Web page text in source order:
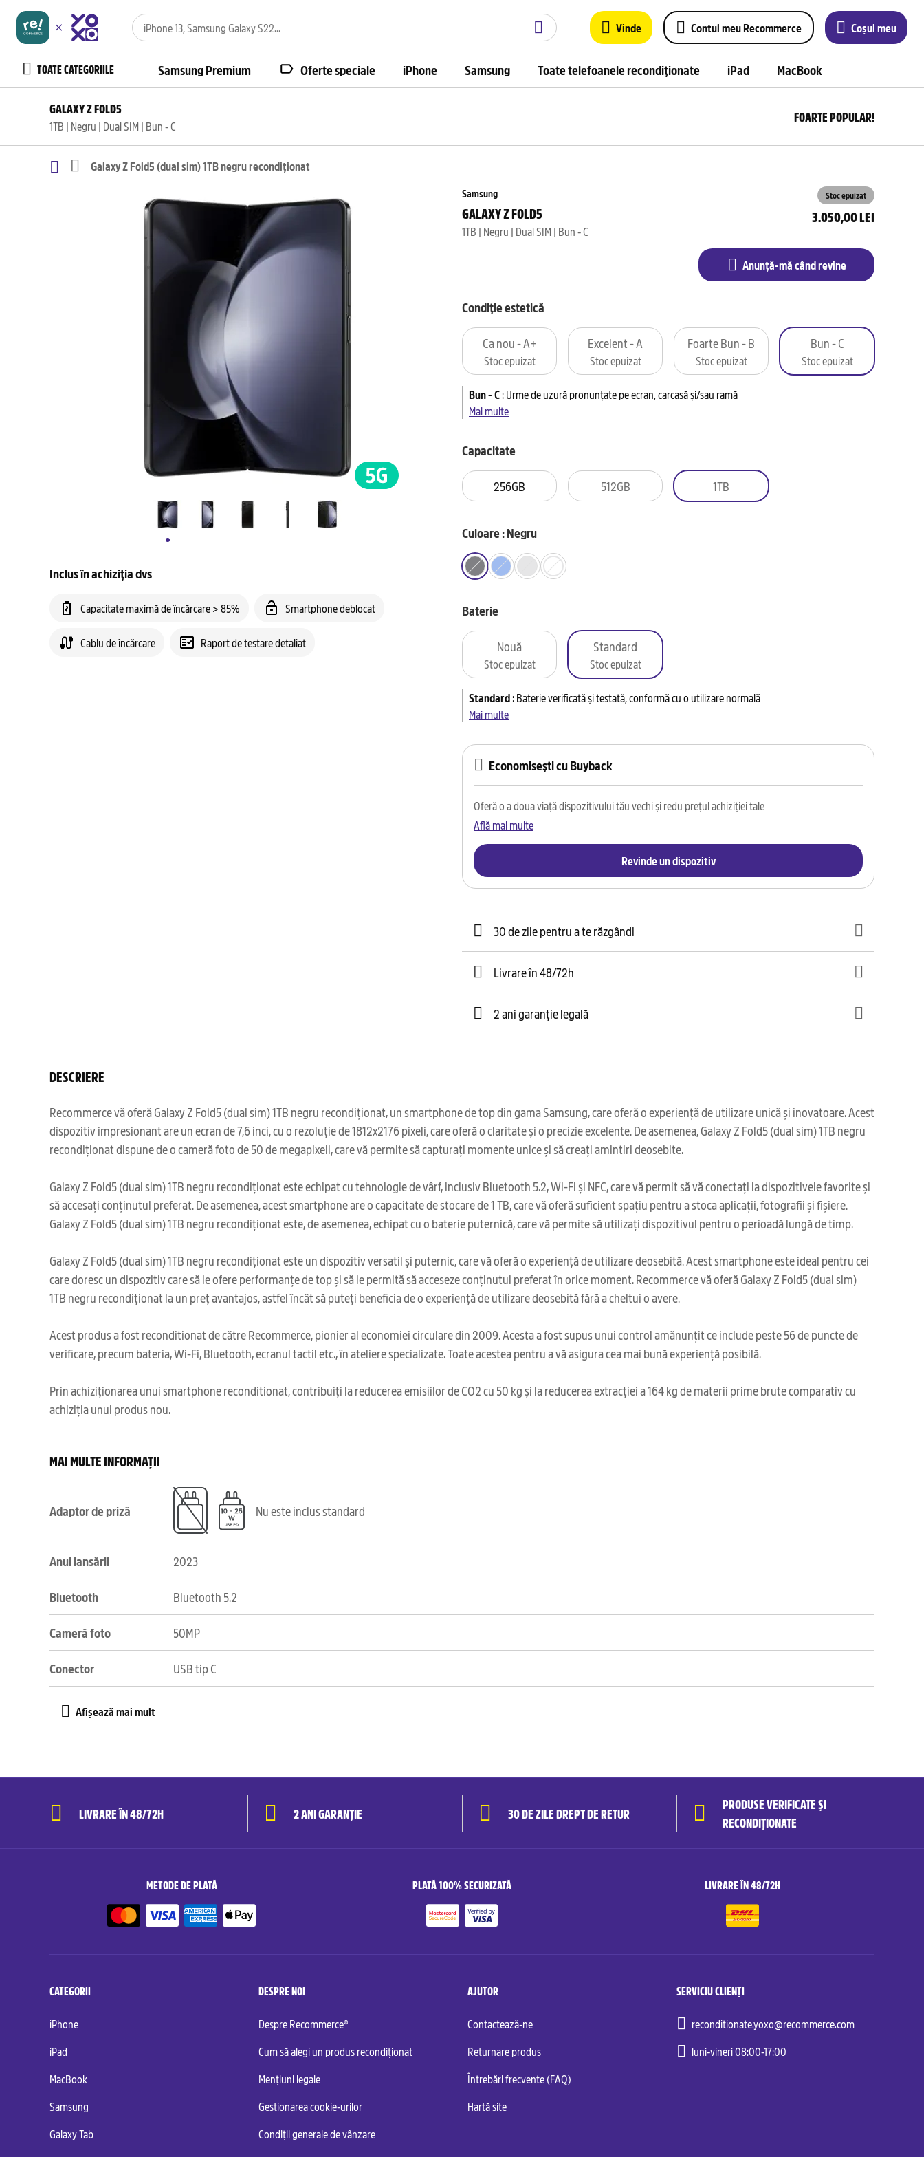
Vinde Contul meu Recommerce Coșul meu
TOATE CATEGORIILE Samsung Premium Oferte speciale iPhone Samsung Toate telefoanele recondiționate iPad MacBook
GALAXY Z FOLD5
1TB | Negru | Dual SIM | Bun - C
FOARTE POPULAR!
Galaxy Z Fold5 (dual sim) 1TB negru recondiționat
Samsung
GALAXY Z FOLD5
1TB | Negru | Dual SIM | Bun - C
Stoc epuizat
Inclus în achiziția dvs
Capacitate maximă de încărcare > 85% Smartphone deblocat
Cablu de încărcare Raport de testare detaliat
3.050,00 LEI
Anunță-mă când revine
Condiție estetică
Ca nou - A+
Stoc epuizat
Excelent - A
Stoc epuizat
Foarte Bun - B
Stoc epuizat
Bun - C
Stoc epuizat
Bun - C:Urme de uzură pronunțate pe ecran, carcasă și/sau ramă
Mai multe
Capacitate
256GB 512GB 1TB
Culoare : Negru
Baterie
Nouă
Stoc epuizat
Standard
Stoc epuizat
Standard:Baterie verificată și testată, conformă cu o utilizare normală
Mai multe
Economisești cu Buyback
Oferă o a doua viață dispozitivului tău vechi și redu prețul achiziției tale
Află mai multe
Revinde un dispozitiv
30 de zile pentru a te răzgândi
Livrare în 48/72h
2 ani garanție legală
DESCRIERE
Recommerce vă oferă Galaxy Z Fold5 (dual sim) 1TB negru recondiționat, un smartphone de top din gama Samsung, care oferă o experiență de utilizare unică și inovatoare. Acest
dispozitiv impresionant are un ecran de 7,6 inci, cu o rezoluție de 1812x2176 pixeli, care oferă o claritate și o precizie excelente. De asemenea, Galaxy Z Fold5 (dual sim) 1TB negru
recondiționat dispune de o cameră foto de 50 de megapixeli, care vă permite să capturați momente unice și să creați amintiri deosebite.
Galaxy Z Fold5 (dual sim) 1TB negru recondiționat este echipat cu tehnologie de vârf, inclusiv Bluetooth 5.2, Wi-Fi și NFC, care vă permit să vă conectați la dispozitivele favorite și
să accesați conținutul preferat. De asemenea, acest smartphone are o capacitate de stocare de 1 TB, care vă oferă suficient spațiu pentru a stoca aplicații, fotografii și fișiere.
Galaxy Z Fold5 (dual sim) 1TB negru recondiționat este, de asemenea, echipat cu o baterie puternică, care vă permite să utilizați dispozitivul pentru o perioadă lungă de timp.
Galaxy Z Fold5 (dual sim) 1TB negru recondiționat este un dispozitiv versatil și puternic, care vă oferă o experiență de utilizare deosebită. Acest smartphone este ideal pentru cei
care doresc un dispozitiv care să le ofere performanțe de top și să le permită să acceseze conținutul preferat în orice moment. Recommerce vă oferă Galaxy Z Fold5 (dual sim)
1TB negru recondiționat la un preț avantajos, astfel încât să puteți beneficia de o experiență de utilizare deosebită fără a cheltui o avere.
Acest produs a fost reconditionat de către Recommerce, pionier al economiei circulare din 2009. Acesta a fost supus unui control amănunțit ce include peste 56 de puncte de
verificare, precum bateria, Wi-Fi, Bluetooth, ecranul tactil etc., în ateliere specializate. Toate acestea pentru a vă asigura cea mai bună experiență posibilă.
Prin achiziționarea unui smartphone reconditionat, contribuiți la reducerea emisiilor de CO2 cu 50 kg și la reducerea extracției a 164 kg de materii prime brute comparativ cu
achiziția unui produs nou.
MAI MULTE INFORMAȚII
Adaptor de priză Nu este inclus standard
Anul lansării 2023
Bluetooth Bluetooth 5.2
Cameră foto 50MP
Conector USB tip C
LIVRARE ÎN 48/72H 2 ANI GARANȚIE 30 DE ZILE DREPT DE RETUR
PRODUSE VERIFICATE ȘI
RECONDIȚIONATE
METODE DE PLATĂ PLATĂ 100% SECURIZATĂ LIVRARE ÎN 48/72H
CATEGORII
iPhone
iPad
MacBook
Samsung
Galaxy Tab
DESPRE NOI
Despre Recommerce®
Cum să alegi un produs recondiționat
Mențiuni legale
Gestionarea cookie-urilor
Condiții generale de vânzare
AJUTOR
Contactează-ne
Returnare produs
Întrebări frecvente (FAQ)
Hartă site
SERVICIU CLIENȚI
reconditionate.yoxo@recommerce.com
luni-vineri 08:00-17:00